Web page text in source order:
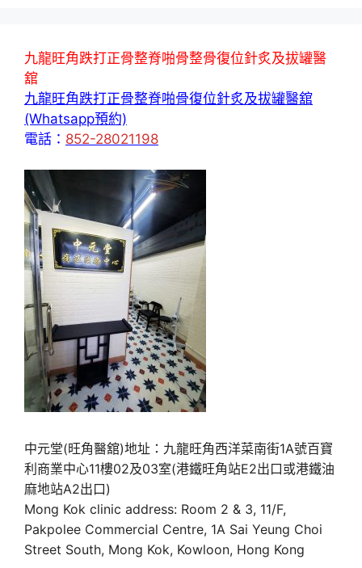
九龍旺角跌打正骨整脊啪骨整骨復位針炙及拔罐醫
舘
九龍旺角跌打正骨整脊啪骨復位針炙及拔罐醫舘
(Whatsapp預約)
電話： 852-28021198
中元堂(旺角醫舘)地址：九龍旺角西洋菜南街1A號百寶
利商業中心11樓02及03室(港鐵旺角站E2出口或港鐵油
麻地站A2出口)
Mong Kok clinic address: Room 2 & 3, 11/F,
Pakpolee Commercial Centre, 1A Sai Yeung Choi
Street South, Mong Kok, Kowloon, Hong Kong